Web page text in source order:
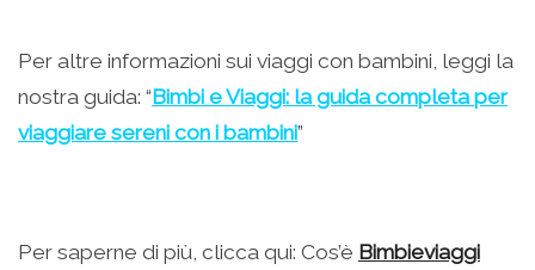
Per altre informazioni sui viaggi con bambini, leggi la
nostra guida: “Bimbi e Viaggi: la guida completa per
viaggiare sereni con i bambini”
Per saperne di più, clicca qui: Cos’è Bimbieviaggi